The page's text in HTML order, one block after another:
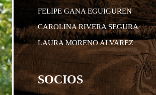
FELIPE GANA EGUIGUREN
CAROLINA RIVERA SEGURA
LAURA MORENO ALVAREZ
SOCIOS